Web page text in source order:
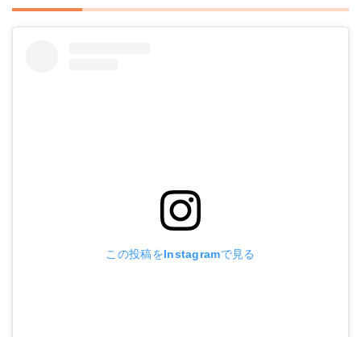
この投稿をInstagramで見る